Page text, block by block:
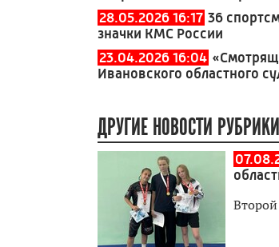
28.05.2026 16:17 36
значки КМС России
23.04.2026 16:04
Ивановского областного
ДРУГИЕ НОВОСТИ РУБРИКИ